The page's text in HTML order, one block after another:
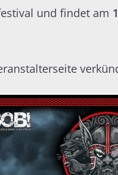
und findet am